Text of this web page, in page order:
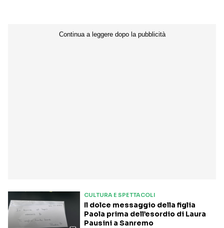
CULTURA E SPETTACOLI
Il dolce messaggio della figlia
Paola prima dell’esordio di Laura
Pausini a Sanremo